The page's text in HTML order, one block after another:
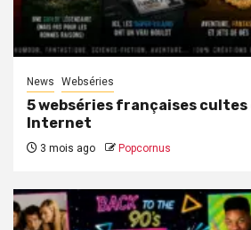
News Webséries
5 webséries françaises
Internet
3 mois ago Popcornus